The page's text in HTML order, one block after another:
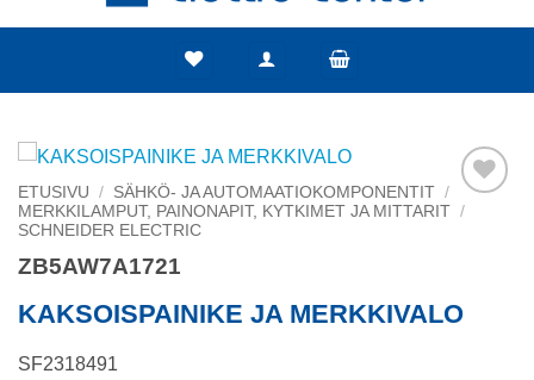
Add to
ETUSIVU / SÄHKÖ- JA AUTOMAATIOKOMPONENTIT /
MERKKILAMPUT, PAINONAPIT, KYTKIMET JA MITTARIT /
SCHNEIDER ELECTRIC
ZB5AW7A1721
KAKSOISPAINIKE JA MERKKIVALO
SF2318491